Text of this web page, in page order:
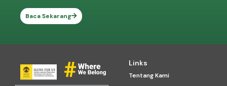
Baca Sekarang
Links
Tentang Kami